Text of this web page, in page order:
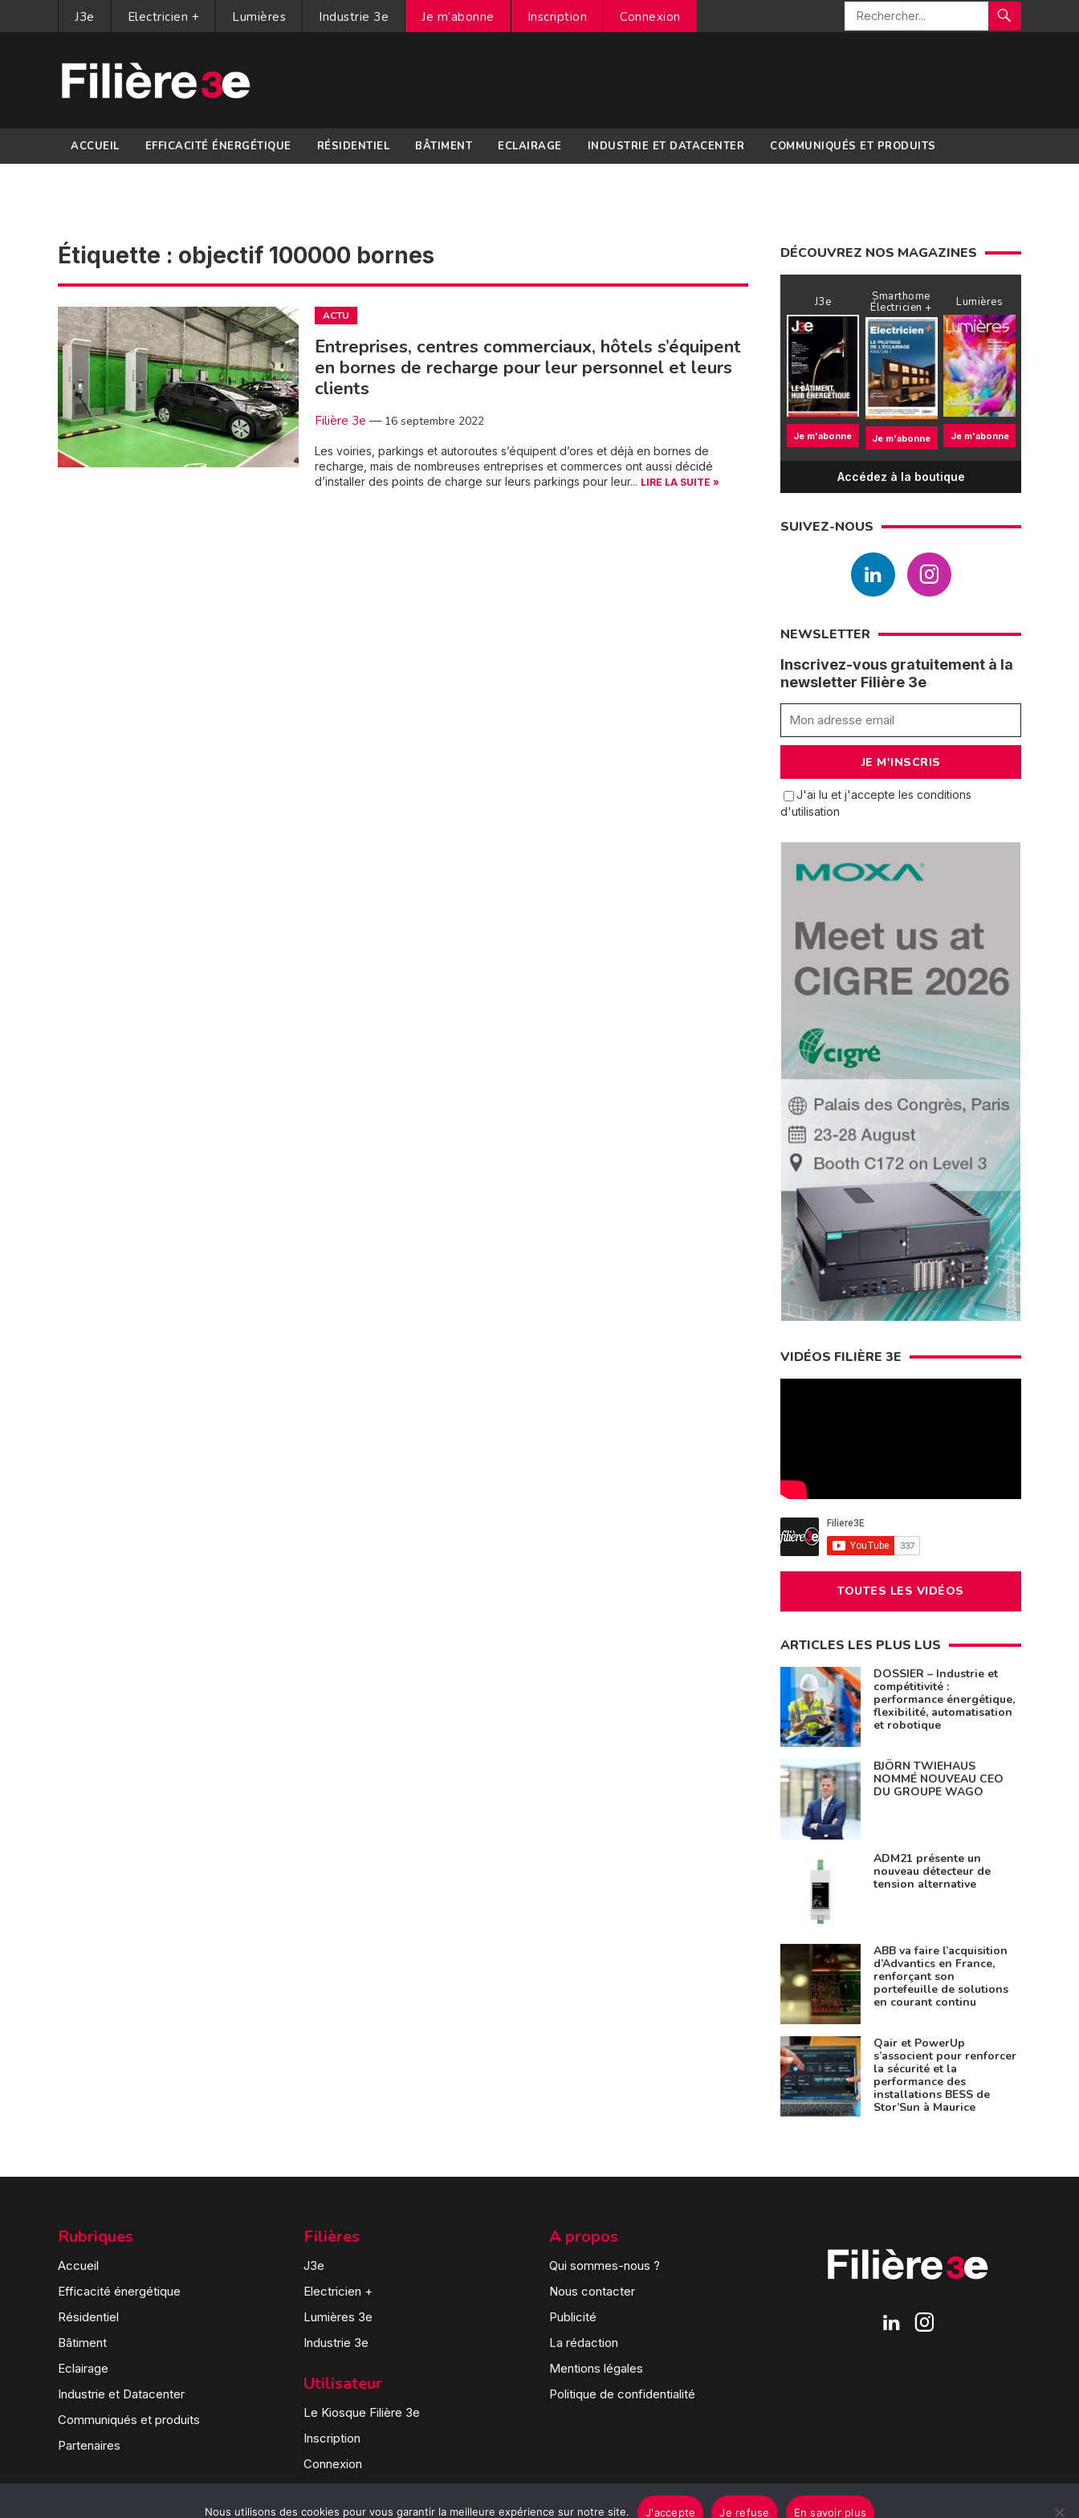
J3e Electricien + Lumières Industrie 3e Je m’abonne Inscription Connexion
ACCUEIL EFFICACITÉ ÉNERGÉTIQUE RÉSIDENTIEL BÂTIMENT ECLAIRAGE INDUSTRIE ET DATACENTER COMMUNIQUÉS ET PRODUITS
Étiquette : objectif 100000 bornes
ACTU
Entreprises, centres commerciaux, hôtels s’équipent
en bornes de recharge pour leur personnel et leurs
clients
Filière 3e — 16 septembre 2022
Les voiries, parkings et autoroutes s’équipent d’ores et déjà en bornes de
recharge, mais de nombreuses entreprises et commerces ont aussi décidé
d’installer des points de charge sur leurs parkings pour leur... LIRE LA SUITE »
DÉCOUVREZ NOS MAGAZINES
J3e
Je m'abonne
Smarthome
Électricien +
Je m'abonne
Lumières
Je m'abonne
Accédez à la boutique
SUIVEZ-NOUS
NEWSLETTER
Inscrivez-vous gratuitement à la
newsletter Filière 3e
J'ai lu et j'accepte les conditions
d'utilisation
VIDÉOS FILIÈRE 3E
TOUTES LES VIDÉOS
ARTICLES LES PLUS LUS
DOSSIER – Industrie et
compétitivité :
performance énergétique,
flexibilité, automatisation
et robotique
BJÖRN TWIEHAUS
NOMMÉ NOUVEAU CEO
DU GROUPE WAGO
ADM21 présente un
nouveau détecteur de
tension alternative
ABB va faire l’acquisition
d’Advantics en France,
renforçant son
portefeuille de solutions
en courant continu
Qair et PowerUp
s’associent pour renforcer
la sécurité et la
performance des
installations BESS de
Stor’Sun à Maurice
Rubriques
Accueil
Efficacité énergétique
Résidentiel
Bâtiment
Eclairage
Industrie et Datacenter
Communiqués et produits
Partenaires
Filières
J3e
Electricien +
Lumières 3e
Industrie 3e
Utilisateur
Le Kiosque Filière 3e
Inscription
Connexion
A propos
Qui sommes-nous ?
Nous contacter
Publicité
La rédaction
Mentions légales
Politique de confidentialité
Nous utilisons des cookies pour vous garantir la meilleure expérience sur notre site. J'accepte Je refuse En savoir plus